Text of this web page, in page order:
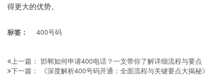
得更大的优势。
标签： 400号码
上一篇： 邯郸如何申请400电话？一文带你了解详细流程与要点
下一篇： 《深度解析400号码开通：全面流程与关键要点大揭秘》